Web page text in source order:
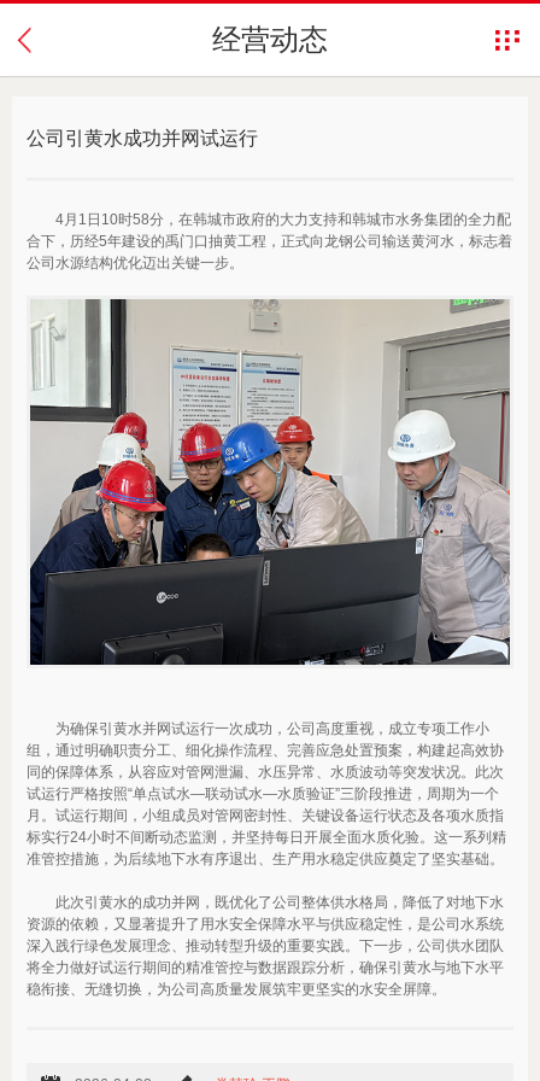
经营动态
公司引黄水成功并网试运行
4月1日10时58分，在韩城市政府的大力支持和韩城市水务集团的全力配
合下，历经5年建设的禹门口抽黄工程，正式向龙钢公司输送黄河水，标志着
公司水源结构优化迈出关键一步。
为确保引黄水并网试运行一次成功，公司高度重视，成立专项工作小
组，通过明确职责分工、细化操作流程、完善应急处置预案，构建起高效协
同的保障体系，从容应对管网泄漏、水压异常、水质波动等突发状况。此次
试运行严格按照“单点试水—联动试水—水质验证”三阶段推进，周期为一个
月。试运行期间，小组成员对管网密封性、关键设备运行状态及各项水质指
标实行24小时不间断动态监测，并坚持每日开展全面水质化验。这一系列精
准管控措施，为后续地下水有序退出、生产用水稳定供应奠定了坚实基础。
此次引黄水的成功并网，既优化了公司整体供水格局，降低了对地下水
资源的依赖，又显著提升了用水安全保障水平与供应稳定性，是公司水系统
深入践行绿色发展理念、推动转型升级的重要实践。下一步，公司供水团队
将全力做好试运行期间的精准管控与数据跟踪分析，确保引黄水与地下水平
稳衔接、无缝切换，为公司高质量发展筑牢更坚实的水安全屏障。